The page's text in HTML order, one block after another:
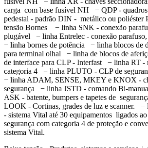
carga com base fusível NH − QDP -
pedestal - padrão DIN - metálico ou poliéster
tensão Bornes − linha SNK - conexão
plugável − linha Entrelec - conexão
− linha bornes de potência − linha blocos
para terminal olhal − linha de blocos de
de interface para CLP - Interfast − linha RT -
categoria 4 − linha PLUTO - CLP de
− linha ADAM, SENSE, MKEY e KNOX -
segurança − linha JSTD - comando Bi-
ASK - batente, bumpers e tapetes de
LOOK - Cortinas, grades de luz e scanner.
- sistema Vital até 30 equipamentos ligados
segurança com categoria 4 de proteção e
sistema Vital.